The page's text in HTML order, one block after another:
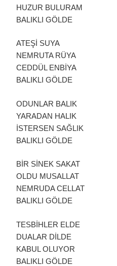
HUZUR BULURAM
BALIKLI GÖLDE
ATEŞİ SUYA
NEMRUTA RÜYA
CEDDÜL ENBİYA
BALIKLI GÖLDE
ODUNLAR BALIK
YARADAN HALIK
İSTERSEN SAĞLIK
BALIKLI GÖLDE
BİR SİNEK SAKAT
OLDU MUSALLAT
NEMRUDA CELLAT
BALIKLI GÖLDE
TESBİHLER ELDE
DUALAR DİLDE
KABUL OLUYOR
BALIKLI GÖLDE